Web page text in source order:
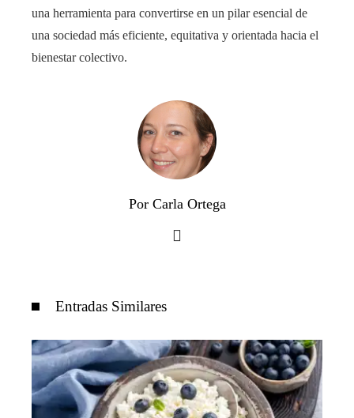
una herramienta para convertirse en un pilar esencial de
una sociedad más eficiente, equitativa y orientada hacia el
bienestar colectivo.
Por Carla Ortega
Entradas Similares